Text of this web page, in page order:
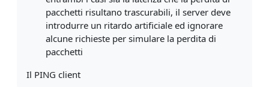
pacchetti risultano trascurabili, il server deve
introdurre un ritardo artificiale ed ignorare
alcune richieste per simulare la perdita di
pacchetti
Il PING client